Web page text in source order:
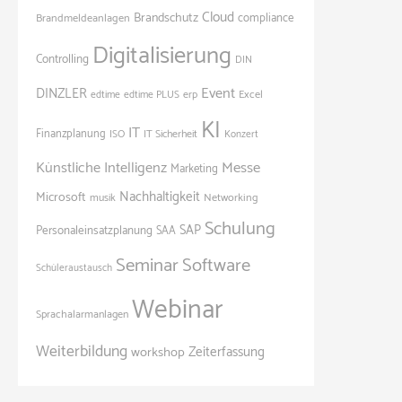
Brandmeldeanlagen BrandschutzCloud compliance
Controlling Digitalisierung DIN
DINZLER edtime edtime PLUS erp Event Excel
Finanzplanung ISO IT IT Sicherheit KI Konzert
Künstliche Intelligenz Marketing Messe
Microsoft musik Nachhaltigkeit Networking
Personaleinsatzplanung SAASAP Schulung
Schüleraustausch SeminarSoftware
Sprachalarmanlagen Webinar
Weiterbildung workshop Zeiterfassung